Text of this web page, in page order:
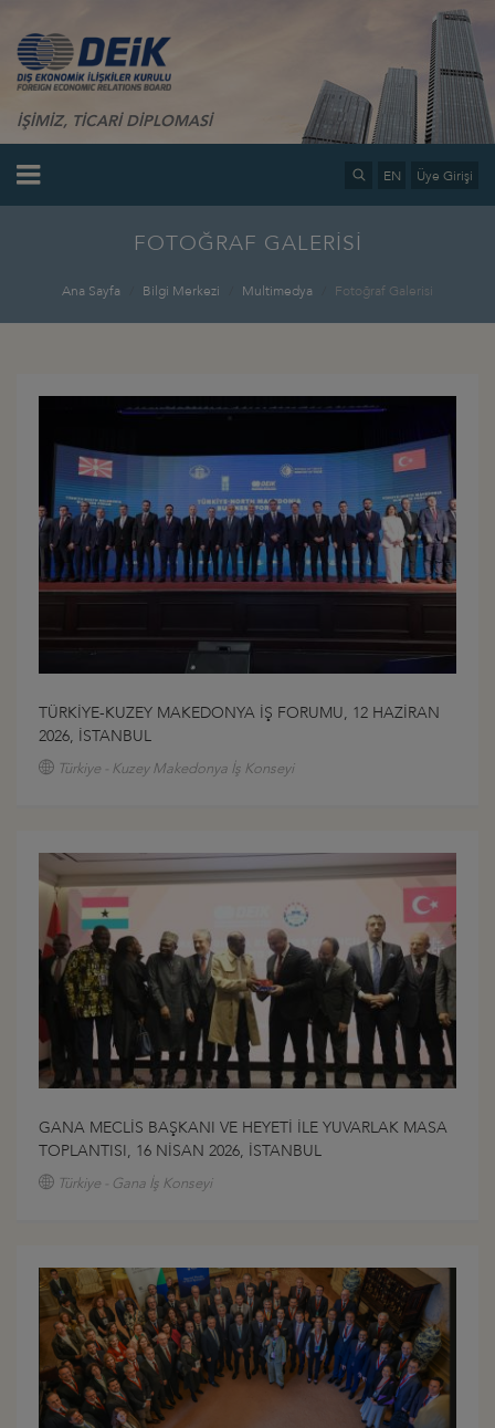
İŞİMİZ, TİCARİ DİPLOMASİ
EN Üye Girişi
FOTOĞRAF GALERİSİ
Ana Sayfa Bilgi Merkezi Multimedya Fotoğraf Galerisi
TÜRKİYE-KUZEY MAKEDONYA İŞ FORUMU, 12 HAZİRAN
2026, İSTANBUL
Türkiye - Kuzey Makedonya İş Konseyi
GANA MECLİS BAŞKANI VE HEYETİ İLE YUVARLAK MASA
TOPLANTISI, 16 NİSAN 2026, İSTANBUL
Türkiye - Gana İş Konseyi